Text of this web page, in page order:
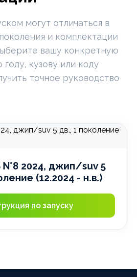
могут отличаться в
и комплектации
вашу конкретную
кузову или коду
точное руководство
N°8 2024, джип/suv 5
(12.2024 - н.в.)
по запуску